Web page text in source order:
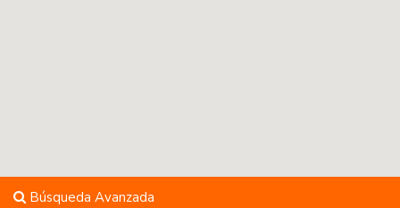
Búsqueda Avanzada